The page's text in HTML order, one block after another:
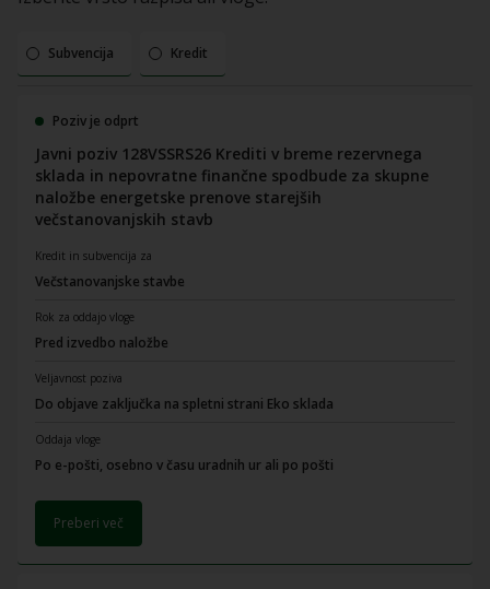
Subvencija Kredit
Poziv je odprt
Javni poziv 128VSSRS26 Krediti v breme rezervnega
sklada in nepovratne finančne spodbude za skupne
naložbe energetske prenove starejših
večstanovanjskih stavb
Kredit in subvencija za
Večstanovanjske stavbe
Rok za oddajo vloge
Pred izvedbo naložbe
Veljavnost poziva
Do objave zaključka na spletni strani Eko sklada
Oddaja vloge
Po e-pošti, osebno v času uradnih ur ali po pošti
Preberi več